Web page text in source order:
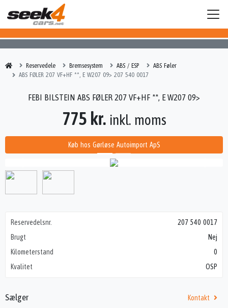
Reservedele Bremsesystem ABS / ESP
ABS Føler
ABS FØLER 207 VF+HF **, E W207 09> 207 540 0017
775 kr. inkl. moms
Køb hos Gørløse Autoimport ApS
Reservedelsnr.
207 540 0017
Brugt
Nej
Kilometerstand
0
Kvalitet
OSP
Sælger Kontakt
FEBI BILSTEIN ABS FØLER 207 VF+HF **, E W207 09>